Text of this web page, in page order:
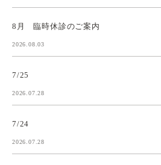
8月 臨時休診のご案内
2026.08.03
7/25
2026.07.28
7/24
2026.07.28